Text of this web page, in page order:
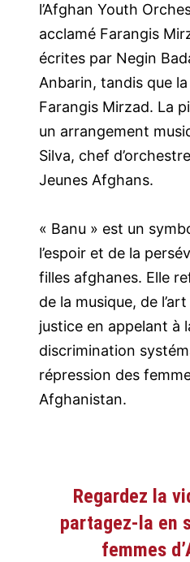
l’Afghan Youth
acclamé Farangis
écrites par Negin
Anbarin, tandis que
Farangis Mirzad. La
un arrangement
Silva, chef
Jeunes Afghans.
« Banu » est un
l’espoir et de la
filles afghanes. Elle
de la musique, de
justice en appelant à
discrimination
répression des
Afghanistan.
Regardez la
partagez-la en
femmes